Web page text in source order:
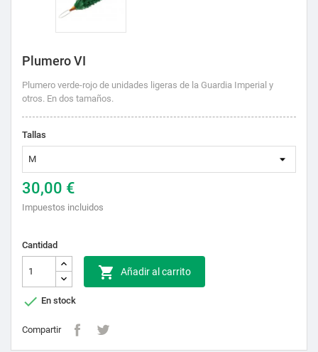
Plumero VI
Plumero verde-rojo de unidades ligeras de la Guardia Imperial y
otros. En dos tamaños.
Tallas
30,00 €
Impuestos incluidos
Cantidad
 Añadir al carrito
 En stock
Compartir